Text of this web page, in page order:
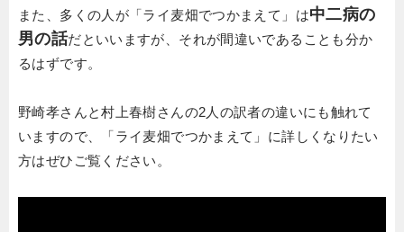
また、多くの人が「ライ麦畑でつかまえて」は中二病の
男の話だといいますが、それが間違いであることも分か
るはずです。
野崎孝さんと村上春樹さんの2人の訳者の違いにも触れて
いますので、「ライ麦畑でつかまえて」に詳しくなりたい
方はぜひご覧ください。